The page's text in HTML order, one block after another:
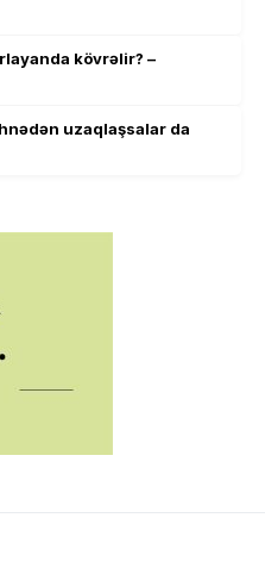
kövrəlir? –
uzaqlaşsalar da